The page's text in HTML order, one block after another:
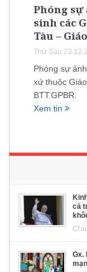
Phóng sự
sinh các
Tàu –
Thứ Sáu
Phóng sự
xứ thuộc
BTT.GPBR.
Xem tin
cả
Gx.